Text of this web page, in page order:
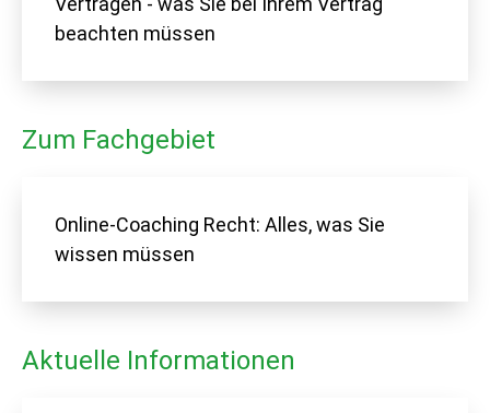
beachten müssen
Zum Fachgebiet
Online-Coaching Recht: Alles, was Sie
wissen müssen
Aktuelle Informationen